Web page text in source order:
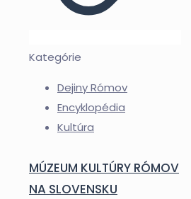
Kategórie
Dejiny Rómov
Encyklopédia
Kultúra
MÚZEUM KULTÚRY RÓMOV
NA SLOVENSKU